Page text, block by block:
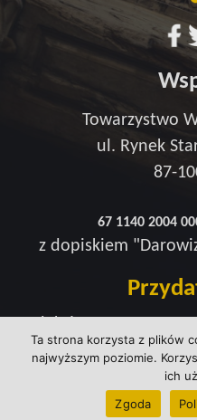
Ta strona korzysta z plików
najwyższym poziomie.
ich
Zgoda
Towarzystwo
ul. Rynek
87-
67 1140 2004
z dopiskiem
Strefa wsparcia
Polityka prywatności